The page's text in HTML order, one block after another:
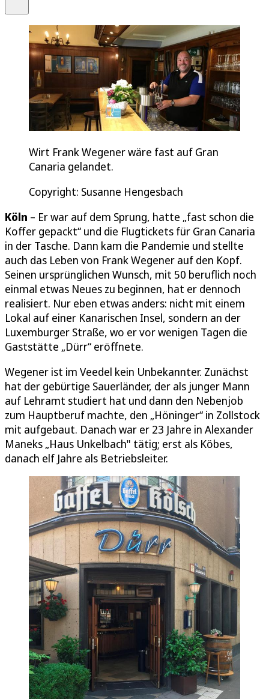
Wirt Frank Wegener wäre fast auf Gran
Canaria gelandet.
Copyright: Susanne Hengesbach
Köln – Er war auf dem Sprung, hatte „fast schon die
Koffer gepackt“ und die Flugtickets für Gran Canaria
in der Tasche. Dann kam die Pandemie und stellte
auch das Leben von Frank Wegener auf den Kopf.
Seinen ursprünglichen Wunsch, mit 50 beruflich noch
einmal etwas Neues zu beginnen, hat er dennoch
realisiert. Nur eben etwas anders: nicht mit einem
Lokal auf einer Kanarischen Insel, sondern an der
Luxemburger Straße, wo er vor wenigen Tagen die
Gaststätte „Dürr“ eröffnete.
Wegener ist im Veedel kein Unbekannter. Zunächst
hat der gebürtige Sauerländer, der als junger Mann
auf Lehramt studiert hat und dann den Nebenjob
zum Hauptberuf machte, den „Höninger“ in Zollstock
mit aufgebaut. Danach war er 23 Jahre in Alexander
Maneks „Haus Unkelbach" tätig; erst als Köbes,
danach elf Jahre als Betriebsleiter.